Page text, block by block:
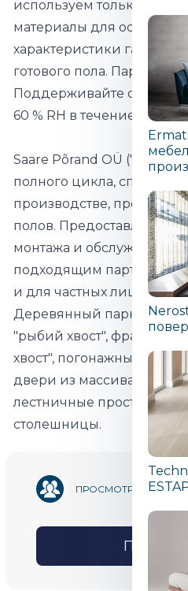
используем только
материалы для основания
характеристики
готового пола. Паркет
Поддерживайте
60 % RH в течение всего
Saare Põrand OÜ
полного цикла,
производстве, продаже
полов. Предоставляя
монтажа и обслуживания,
подходящим партнером
и для частных лиц.
Деревянный паркет,
"рыбий хвост",
хвост", погонажные
двери из массива дуба,
лестничные проступи,
столешницы.
ПРОСМОТРОВ